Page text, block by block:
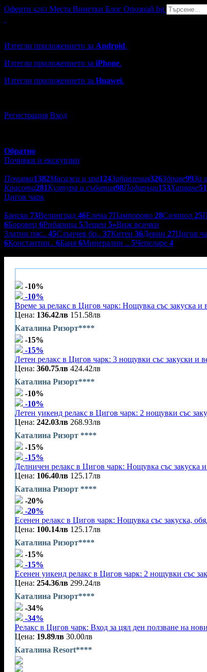
Оферти 4263 Места Винетки Блог Опознай.bg
Изтегли приложението за Android.
Изтегли приложението за iPhone.
Изтегли приложението за Huawei.
Регистрация Вход
Обратно
Почивки и екскурзии
Почивки1382Масажи и spa124Забавления326Здраве99За
Красота281Култура и събития98Подаръци153Хапване51
Цигов чарк
Банско 73Велинград 46Елена 7Пампорово 28Созопол 25
6Боровец 6Рибарица 5Лещен 5»Виж всички
Златни пяс.. 45Слънчев бр.. 37Китен 36Девин 27Цигов
6Константин.. 6Баня 6Минерални .. 5Чепеларе 4
-10%
-10%
Време за релакс в Цигов чарк: Нощувка със закуска и
Цена: 136.42лв 151.58лв
Каталина Ризорт****
-15%
-15%
Летен релакс в Цигов чарк: 3 нощувки със закуски и
Цена: 360.75лв 424.42лв
Каталина Ризорт****
-10%
-10%
Летен уикенд релакс в Цигов чарк: 2 нощувки със
Цена: 242.03лв 268.93лв
Каталина Ризорт ****
-15%
-15%
Делничен релакс в Цигов чарк: Нощувка със закуска
Цена: 106.40лв 125.17лв
Каталина Ризорт ****
-20%
-20%
Есенен релакс в Цигов чарк: Нощувка със закуска,
Цена: 100.14лв 125.17лв
Каталина Ризорт****
-15%
-15%
Есенен уикенд релакс в Цигов чарк: 2 нощувки със
Цена: 254.36лв 299.24лв
Каталина Ризорт****
-34%
-34%
Релакс в Цигов чарк: Вход за цял ден ползване на
Цена: 19.89лв 30.00лв
Каталина Resort****